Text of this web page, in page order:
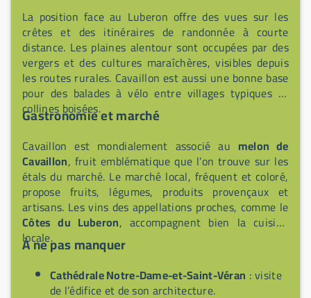
La position face au Luberon offre des vues sur les
crêtes et des itinéraires de randonnée à courte
distance. Les plaines alentour sont occupées par des
vergers et des cultures maraîchères, visibles depuis
les routes rurales. Cavaillon est aussi une bonne base
pour des balades à vélo entre villages typiques et
collines boisées.
Gastronomie et marché
Cavaillon est mondialement associé au melon de
Cavaillon, fruit emblématique que l’on trouve sur les
étals du marché. Le marché local, fréquent et coloré,
propose fruits, légumes, produits provençaux et
artisans. Les vins des appellations proches, comme le
Côtes du Luberon, accompagnent bien la cuisine
locale.
À ne pas manquer
Cathédrale Notre-Dame-et-Saint-Véran : visite
de l’édifice et de son architecture.